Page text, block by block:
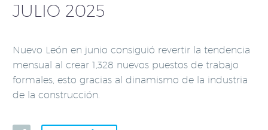
JULIO 2025
Nuevo León en junio consiguió revertir la tendencia
mensual al crear 1,328 nuevos puestos de trabajo
formales, esto gracias al dinamismo de la industria
de la construcción.